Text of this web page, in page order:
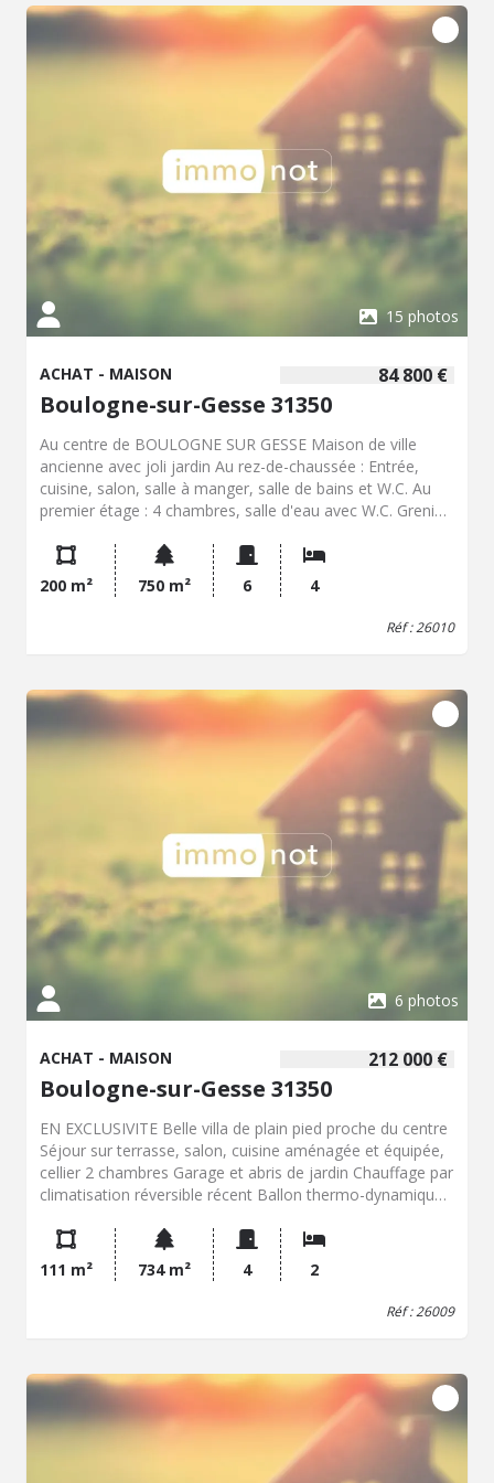
avec WC. Un garage complète l'ensemble. Le tout est
implanté sur une parcelle close d'environ 177 m².
Chauffage central au gaz, climatisation et huisseries de
dernière génération viennent parfaire les prestations de
ce bien. Diagnostic de Performance Énergétique : -
Consommation énergétique : D, 192 kWh/m²/an -
Émissions de gaz à effet de serre : D, 34 kg CO2/m²/an
Les informations sur les risques auxquels ce bien est
exposé sont disponibles sur le site Géorisques :
www.georisques.gouv.fr.
15 photos
84 800 €
ACHAT - MAISON
Boulogne-sur-Gesse 31350
Au centre de BOULOGNE SUR GESSE Maison de ville
ancienne avec joli jardin Au rez-de-chaussée : Entrée,
cuisine, salon, salle à manger, salle de bains et W.C. Au
premier étage : 4 chambres, salle d'eau avec W.C. Grenier
dépendances et garage. Prix net vendeur : 80.000,00 EUR
Honoraires de négociation : 4.800,00 EUR Prix honoraires
inclus : 84.800,00 EUR Frais d'acte en plus (environ
7.700,00 EUR) Contacter Didier GOYET Etude de Maître
200 m² 750 m² 6 4
Réf : 26010
6 photos
212 000 €
ACHAT - MAISON
Boulogne-sur-Gesse 31350
EN EXCLUSIVITE Belle villa de plain pied proche du centre
Séjour sur terrasse, salon, cuisine aménagée et équipée,
cellier 2 chambres Garage et abris de jardin Chauffage par
climatisation réversible récent Ballon thermo-dynamique
inclus : 212.000,00 € Prix net vendeur : 200.000,00 €
Honoraires de négociation : 12.000,00 € Contacter Didier
GOYET Etude de Maître Florence SILVESTRE de FERRON
20, Place de la Promenade 31350 BOULOGNE SUR
111 m² 734 m² 4 2
Réf : 26009